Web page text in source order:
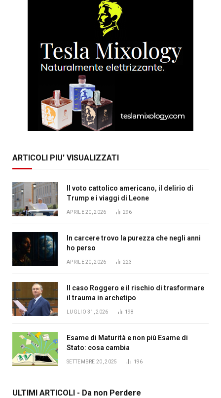
ARTICOLI PIU' VISUALIZZATI
Il voto cattolico americano, il delirio di
Trump e i viaggi di Leone
APRILE 20, 2026 296
In carcere trovo la purezza che negli anni
ho perso
APRILE 20, 2026 223
Il caso Roggero e il rischio di trasformare
il trauma in archetipo
LUGLIO 31, 2026 198
Esame di Maturità e non più Esame di
Stato: cosa cambia
SETTEMBRE 20, 2025 196
ULTIMI ARTICOLI - Da non Perdere